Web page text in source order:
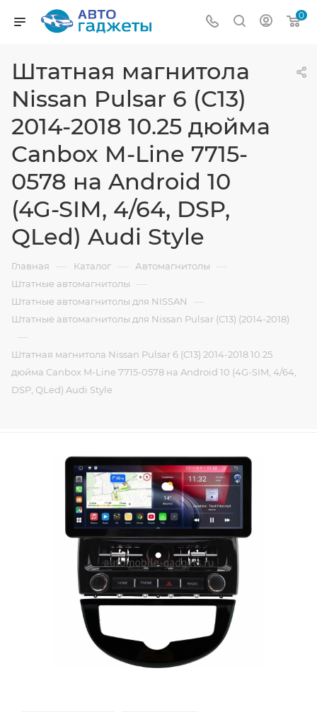
0
Штатная магнитола
Nissan Pulsar 6 (C13)
2014-2018 10.25 дюйма
Canbox M-Line 7715-
0578 на Android 10
(4G-SIM, 4/64, DSP,
QLed) Audi Style
Главная — Каталог — Автомагнитолы —
Штатные автомагнитолы —
Штатные автомагнитолы для NISSAN —
Штатные автомагнитолы для Nissan Pulsar (C13) (2014-2018)
—
Штатная магнитола Nissan Pulsar 6 (C13) 2014-2018 10.25
дюйма Canbox M-Line 7715-0578 на Android 10 (4G-SIM, 4/64,
DSP, QLed) Audi Style